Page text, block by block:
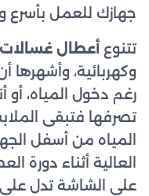
جهازك للعمل بأسرع
تتنوع أعطال
وكهربائية، وأشهرها
رغم دخول المياه، أو
تصرفها فتبقى
المياه من أسفل
العالية أثناء دورة
على الشاشة تدل على